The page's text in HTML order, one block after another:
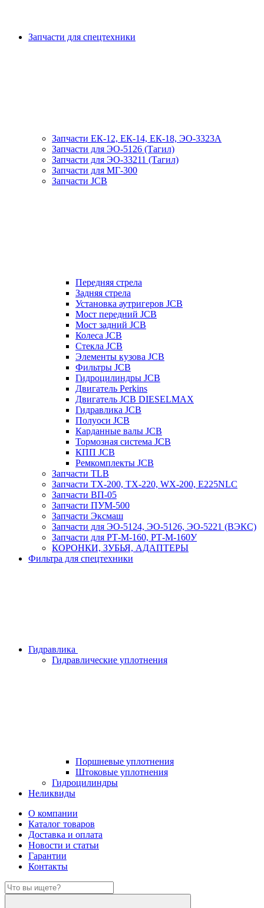
Запчасти для спецтехники
Запчасти ЕК-12, ЕК-14, ЕК-18, ЭО-3323А
Запчасти для ЭО-5126 (Тагил)
Запчасти для ЭО-33211 (Тагил)
Запчасти для МГ-300
Запчасти JCB
Передняя стрела
Задняя стрела
Установка аутригеров JCB
Мост передний JCB
Мост задний JCB
Колеса JCB
Стекла JCB
Элементы кузова JCB
Фильтры JCB
Гидроцилиндры JCB
Двигатель Perkins
Двигатель JCB DIESELMAX
Гидравлика JCB
Полуоси JCB
Карданные валы JCB
Тормозная система JCB
КПП JCB
Ремкомплекты JCB
Запчасти TLB
Запчасти TX-200, TX-220, WX-200, E225NLC
Запчасти ВП-05
Запчасти ПУМ-500
Запчасти Эксмаш
Запчасти для ЭО-5124, ЭО-5126, ЭО-5221 (ВЭКС)
Запчасти для РТ-М-160, РТ-М-160У
КОРОНКИ, ЗУБЬЯ, АДАПТЕРЫ
Фильтра для спецтехники
Гидравлика
Гидравлические уплотнения
Поршневые уплотнения
Штоковые уплотнения
Гидроцилиндры
Неликвиды
О компании
Каталог товаров
Доставка и оплата
Новости и статьи
Гарантии
Контакты